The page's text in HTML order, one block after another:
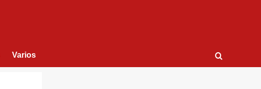
Varios